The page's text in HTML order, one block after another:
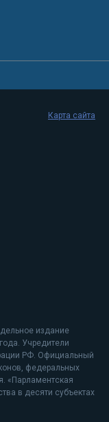
издание
Учредители
РФ. Официальный
федеральных
«Парламентская
в десяти субъектах
Карта сайта